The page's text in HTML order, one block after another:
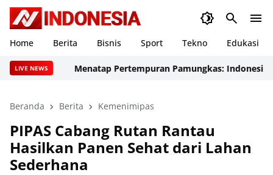
Home Berita Bisnis Sport Tekno Edukasi
LIVE NEWS Menatap Pertempuran Pamungkas: Indonesia
Beranda Berita Kemenimipas
PIPAS Cabang Rutan Rantau
Hasilkan Panen Sehat dari Lahan
Sederhana